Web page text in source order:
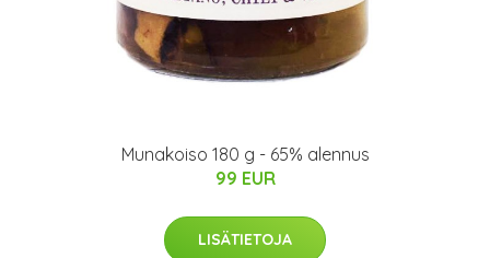
Munakoiso 180 g - 65% alennus
99 EUR
LISÄTIETOJA